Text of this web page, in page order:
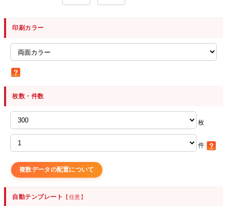
印刷カラー
枚数・件数
枚
件
複数データの配置について
自動テンプレート 【任意】